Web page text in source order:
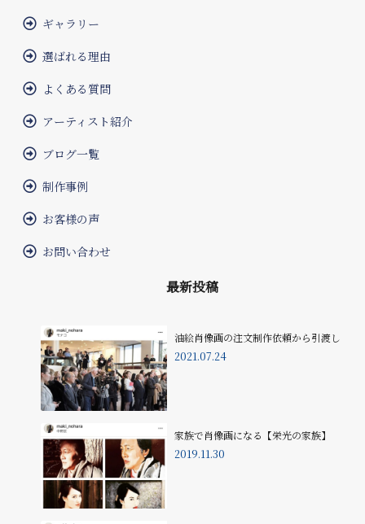
ギャラリー
選ばれる理由
よくある質問
アーティスト紹介
ブログ一覧
制作事例
お客様の声
お問い合わせ
最新投稿
油絵肖像画の注文制作依頼から引渡し
2021.07.24
家族で肖像画になる【栄光の家族】
2019.11.30